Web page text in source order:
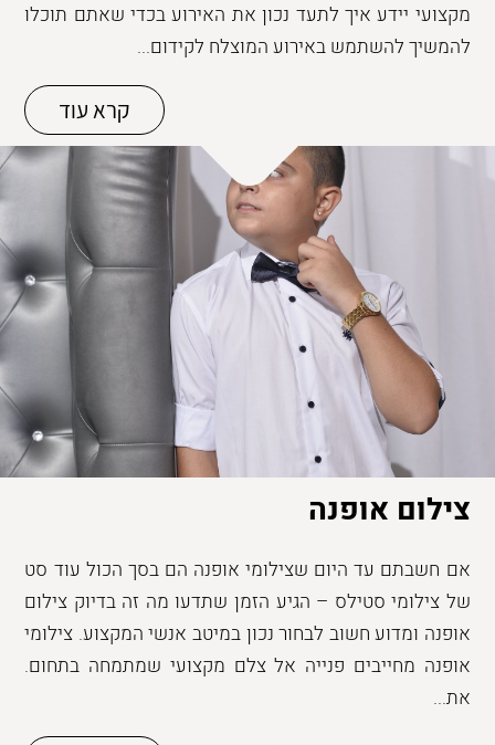
מקצועי יידע איך לתעד נכון את האירוע בכדי שאתם תוכלו
להמשיך להשתמש באירוע המוצלח לקידום...
קרא עוד
צילום אופנה
אם חשבתם עד היום שצילומי אופנה הם בסך הכול עוד סט
של צילומי סטילס – הגיע הזמן שתדעו מה זה בדיוק צילום
אופנה ומדוע חשוב לבחור נכון במיטב אנשי המקצוע. צילומי
אופנה מחייבים פנייה אל צלם מקצועי שמתמחה בתחום.
את...